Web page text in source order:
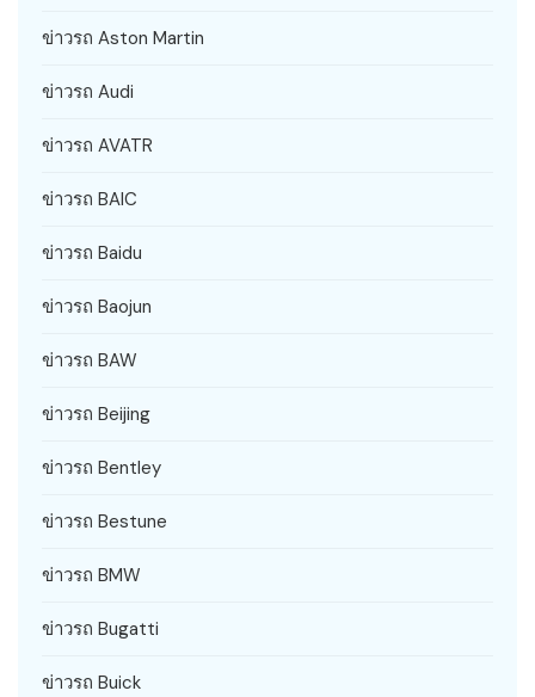
ข่าวรถ Aston Martin
ข่าวรถ Audi
ข่าวรถ AVATR
ข่าวรถ BAIC
ข่าวรถ Baidu
ข่าวรถ Baojun
ข่าวรถ BAW
ข่าวรถ Beijing
ข่าวรถ Bentley
ข่าวรถ Bestune
ข่าวรถ BMW
ข่าวรถ Bugatti
ข่าวรถ Buick